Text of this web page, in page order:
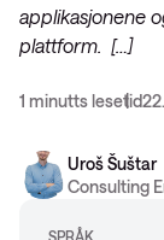
applikasjonene
plattform. […]
1 minutts lesetid
Uroš Šuštar
Consulting
SPRÅK